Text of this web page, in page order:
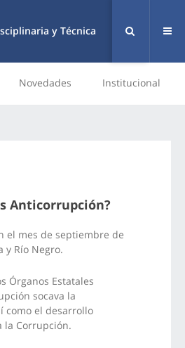
y Técnica
Novedades Institucional
Anticorrupción?
el mes de septiembre de
y Río Negro.
Órganos Estatales
socava la
como el desarrollo
la Corrupción.